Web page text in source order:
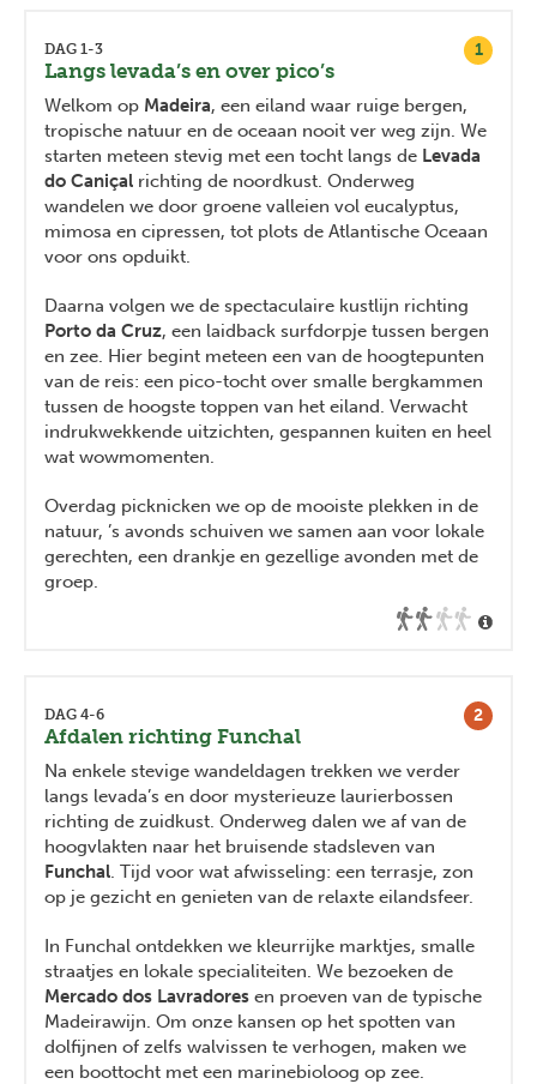
1
DAG 1-3
Langs levada’s en over pico’s
Welkom op Madeira, een eiland waar ruige bergen,
tropische natuur en de oceaan nooit ver weg zijn. We
starten meteen stevig met een tocht langs de Levada
do Caniçal richting de noordkust. Onderweg
wandelen we door groene valleien vol eucalyptus,
mimosa en cipressen, tot plots de Atlantische Oceaan
voor ons opduikt.
Daarna volgen we de spectaculaire kustlijn richting
Porto da Cruz, een laidback surfdorpje tussen bergen
en zee. Hier begint meteen een van de hoogtepunten
van de reis: een pico-tocht over smalle bergkammen
tussen de hoogste toppen van het eiland. Verwacht
indrukwekkende uitzichten, gespannen kuiten en heel
wat wowmomenten.
Overdag picknicken we op de mooiste plekken in de
natuur, ’s avonds schuiven we samen aan voor lokale
gerechten, een drankje en gezellige avonden met de
groep.
2
DAG 4-6
Afdalen richting Funchal
Na enkele stevige wandeldagen trekken we verder
langs levada’s en door mysterieuze laurierbossen
richting de zuidkust. Onderweg dalen we af van de
hoogvlakten naar het bruisende stadsleven van
Funchal. Tijd voor wat afwisseling: een terrasje, zon
op je gezicht en genieten van de relaxte eilandsfeer.
In Funchal ontdekken we kleurrijke marktjes, smalle
straatjes en lokale specialiteiten. We bezoeken de
Mercado dos Lavradores en proeven van de typische
Madeirawijn. Om onze kansen op het spotten van
dolfijnen of zelfs walvissen te verhogen, maken we
een boottocht met een marinebioloog op zee.